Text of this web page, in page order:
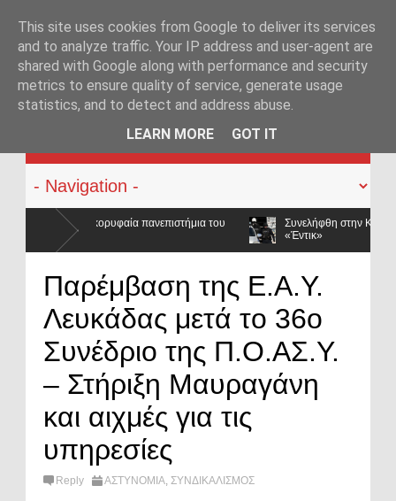
KATEHACKER
Συνελήφθη στην Καλλιθέα καταζητούμενο μέλος της
Παρέμβαση της Ε.Α.Υ.
Λευκάδας μετά το 36ο
Συνέδριο της Π.Ο.ΑΣ.Υ.
– Στήριξη Μαυραγάνη
και αιχμές για τις
υπηρεσίες
Reply ΑΣΤΥΝΟΜΙΑ, ΣΥΝΔΙΚΑΛΙΣΜΟΣ
This site uses cookies from Google to deliver its services
and to analyze traffic. Your IP address and user-agent are
shared with Google along with performance and security
metrics to ensure quality of service, generate usage
statistics, and to detect and address abuse.
LEARN MORE
GOT IT